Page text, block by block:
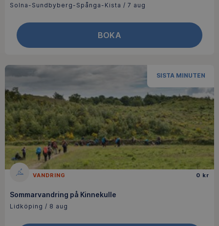
Solna-Sundbyberg-Spånga-Kista / 7 aug
BOKA
SISTA MINUTEN
VANDRING 0 kr
Sommarvandring på Kinnekulle
Lidköping / 8 aug